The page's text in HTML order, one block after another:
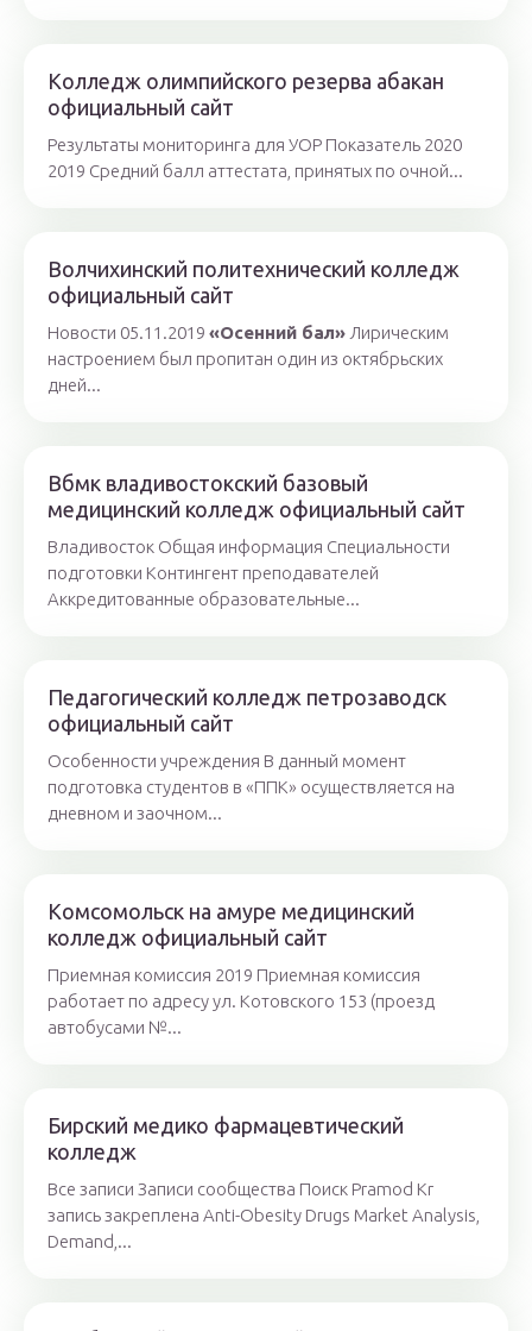
Колледж олимпийского резерва абакан
официальный сайт
Результаты мониторинга для УОР Показатель 2020
2019 Средний балл аттестата, принятых по очной...
Волчихинский политехнический колледж
официальный сайт
Новости 05.11.2019 «Осенний бал» Лирическим
настроением был пропитан один из октябрьских
дней...
Вбмк владивостокский базовый
медицинский колледж официальный сайт
Владивосток Общая информация Специальности
подготовки Контингент преподавателей
Аккредитованные образовательные...
Педагогический колледж петрозаводск
официальный сайт
Особенности учреждения В данный момент
подготовка студентов в «ППК» осуществляется на
дневном и заочном...
Комсомольск на амуре медицинский
колледж официальный сайт
Приемная комиссия 2019 Приемная комиссия
работает по адресу ул. Котовского 153 (проезд
автобусами №...
Бирский медико фармацевтический
колледж
Все записи Записи сообщества Поиск Pramod Kr
запись закреплена Anti-Obesity Drugs Market Analysis,
Demand,...